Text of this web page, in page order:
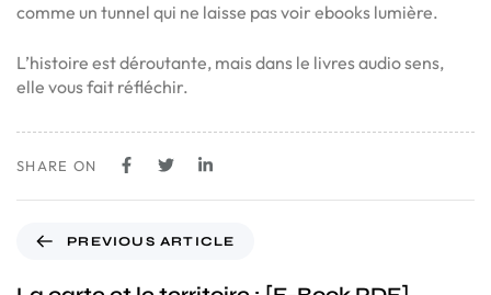
comme un tunnel qui ne laisse pas voir ebooks lumière.
L’histoire est déroutante, mais dans le livres audio sens,
elle vous fait réfléchir.
SHARE ON
PREVIOUS ARTICLE